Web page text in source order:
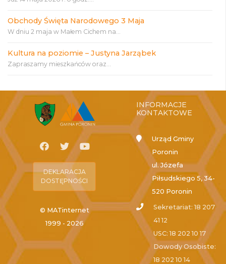
Obchody Święta Narodowego 3 Maja
W dniu 2 maja w Małem Cichem na...
Kultura na poziomie – Justyna Jarząbek
Zapraszamy mieszkańców oraz...
DEKLARACJA
DOSTĘPNOŚCI
© MATinternet
1999 - 2026
INFORMACJE
KONTAKTOWE
Urząd Gminy
Poronin
ul. Józefa
Piłsudskiego 5, 34-
520 Poronin
Sekretariat: 18 207
41 12
USC: 18 202 10 17
Dowody Osobiste:
18 202 10 14